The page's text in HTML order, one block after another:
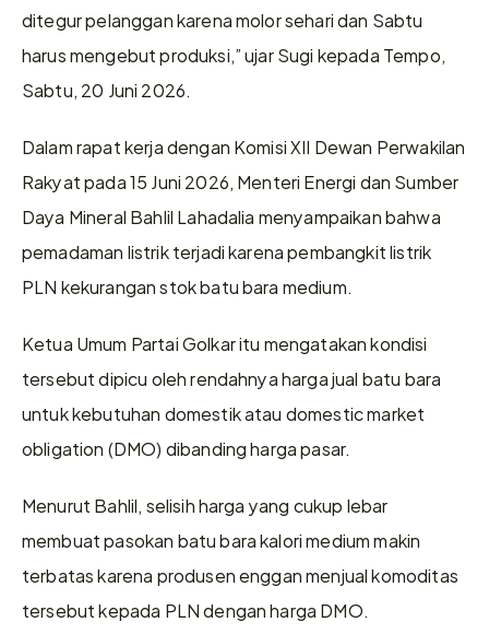
ditegur pelanggan karena molor sehari dan Sabtu
harus mengebut produksi,” ujar Sugi kepada Tempo,
Sabtu, 20 Juni 2026.
Dalam rapat kerja dengan Komisi XII Dewan Perwakilan
Rakyat pada 15 Juni 2026, Menteri Energi dan Sumber
Daya Mineral Bahlil Lahadalia menyampaikan bahwa
pemadaman listrik terjadi karena pembangkit listrik
PLN kekurangan stok batu bara medium.
Ketua Umum Partai Golkar itu mengatakan kondisi
tersebut dipicu oleh rendahnya harga jual batu bara
untuk kebutuhan domestik atau domestic market
obligation (DMO) dibanding harga pasar.
Menurut Bahlil, selisih harga yang cukup lebar
membuat pasokan batu bara kalori medium makin
terbatas karena produsen enggan menjual komoditas
tersebut kepada PLN dengan harga DMO.